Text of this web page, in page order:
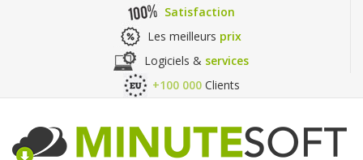
Satisfaction
Les meilleurs prix
Logiciels & services
+100 000 Clients